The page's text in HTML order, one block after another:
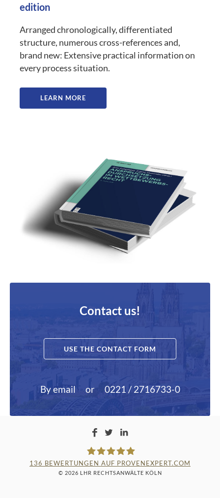
edition
Arranged chronologically, differentiated
structure, numerous cross-references and,
brand new: Extensive practical information on
every process situation.
LEARN MORE
Contact us!
USE THE CONTACT FORM
By email or 0221 / 2716733-0
136 BEWERTUNGEN AUF PROVENEXPERT.COM
© 2026 LHR RECHTSANWÄLTE KÖLN